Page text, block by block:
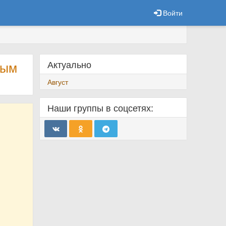
Войти
Актуально
Август
Наши группы в соцсетях: